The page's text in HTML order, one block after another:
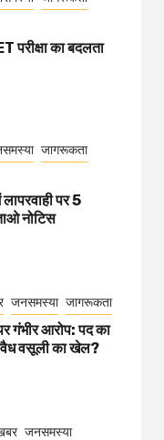
परीक्षा का बदलता
जागरूकता
पर 5
नोटिस
जनसमस्या जागरूकता
गंभीर आरोप: पद का
वसूली का खेल?
जनसमस्या